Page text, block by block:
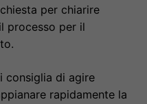
per chiarire
processo per il
consiglia di agire
rapidamente la